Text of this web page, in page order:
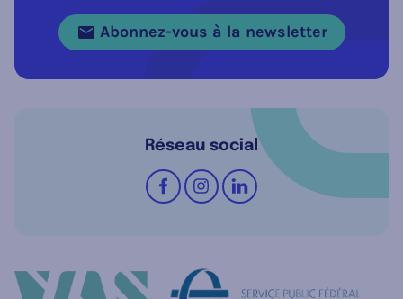
Abonnez-vous à la newsletter
Réseau social
Suivez-nous sur
FacebookInstagramLinkedIn